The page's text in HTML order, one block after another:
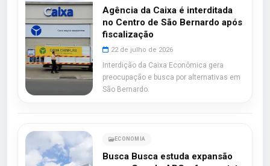
Agência da Caixa é interditada
no Centro de São Bernardo após
fiscalização
22 de julho de 2026
Interdição da Caixa Econômica gera
preocupação e busca por alternativas em
São Bernardo.
ECONOMIA
Busca Busca estuda expansão